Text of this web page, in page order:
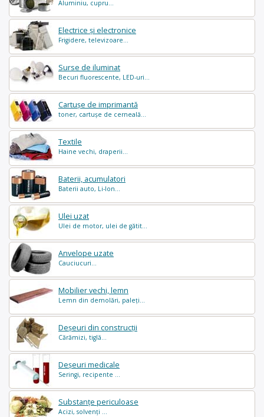
Aluminiu, cupru...
Electrice și electronice
Frigidere, televizoare...
Surse de iluminat
Becuri fluorescente, LED-uri...
Cartușe de imprimantă
toner, cartușe de cerneală...
Textile
Haine vechi, draperii...
Baterii, acumulatori
Baterii auto, Li-Ion...
Ulei uzat
Ulei de motor, ulei de gătit...
Anvelope uzate
Cauciucuri...
Mobilier vechi, lemn
Lemn din demolări, paleți...
Deșeuri din construcții
Cărămizi, tiglă...
Deșeuri medicale
Seringi, recipente ...
Substanțe periculoase
Acizi, solvenți ...